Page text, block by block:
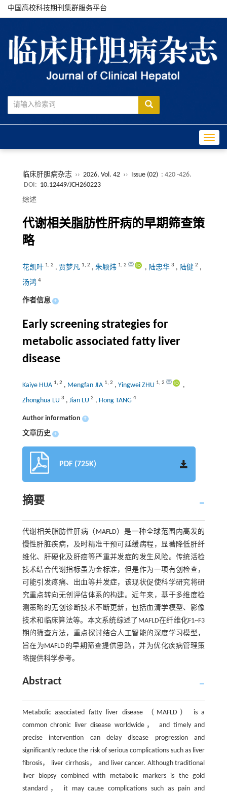
中国高校科技期刊集群服务平台
临床肝胆病杂志 ›› 2026, Vol. 42 ›› Issue (02) : 420 -426.
DOI: 10.12449/JCH260223
综述
代谢相关脂肪性肝病的早期筛查策
略
花凯叶 1, 2 , 贾梦凡 1, 2 , 朱颖炜 1, 2 , 陆忠华 3 , 陆健 2 ,
汤鸿 4
作者信息 +
Early screening strategies for
metabolic associated fatty liver
disease
Kaiye HUA 1, 2 , Mengfan JIA 1, 2 , Yingwei ZHU 1, 2
,
Zhonghua LU 3 , Jian LU 2 , Hong TANG 4
Author information +
文章历史 +
PDF (725K)
摘要
代谢相关脂肪性肝病（MAFLD）是一种全球范围内高发的
慢性肝脏疾病，及时精准干预可延缓病程，显著降低肝纤
维化、肝硬化及肝癌等严重并发症的发生风险。传统活检
技术结合代谢指标虽为金标准，但是作为一项有创检查，
可能引发疼痛、出血等并发症，该现状促使科学研究将研
究重点转向无创评估体系的构建。近年来，基于多维度检
测策略的无创诊断技术不断更新，包括血清学模型、影像
技术和临床算法等。本文系统综述了MAFLD在纤维化F1~F3
期的筛查方法，重点探讨结合人工智能的深度学习模型，
旨在为MAFLD的早期筛查提供思路，并为优化疾病管理策
略提供科学参考。
Abstract
Metabolic associated fatty liver disease （MAFLD） is a
common chronic liver disease worldwide， and timely and
precise intervention can delay disease progression and
significantly reduce the risk of serious complications such as liver
fibrosis， liver cirrhosis， and liver cancer. Although traditional
liver biopsy combined with metabolic markers is the gold
standard， it may cause complications such as pain and